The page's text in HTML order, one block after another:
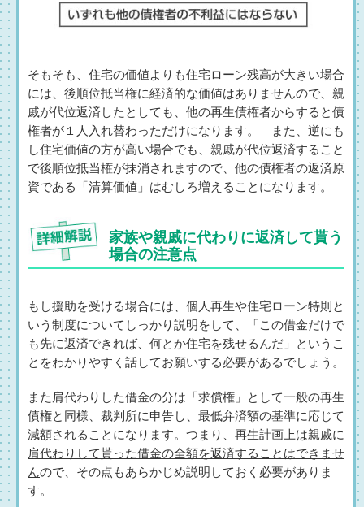
そもそも、住宅の価値よりも住宅ローン残高が大きい場合
には、後順位抵当権に経済的な価値はありませんので、親
戚が代位返済したとしても、他の再生債権者からすると債
権者が１人入れ替わっただけになります。 また、逆にも
し住宅価値の方が高い場合でも、親戚が代位返済すること
で後順位抵当権が抹消されますので、他の債権者の返済原
資である「清算価値」はむしろ増えることになります。
家族や親戚に代わりに返済して貰う
場合の注意点
もし援助を受ける場合には、個人再生や住宅ローン特則と
いう制度についてしっかり説明をして、「この借金だけで
も先に返済できれば、何とか住宅を残せるんだ」というこ
とをわかりやすく話してお願いする必要があるでしょう。
また肩代わりした借金の分は「求償権」として一般の再生
債権と同様、裁判所に申告し、最低弁済額の基準に応じて
減額されることになります。つまり、 再生計画上は親戚に
肩代わりして貰った借金の全額を返済することはできませ
んので、その点もあらかじめ説明しておく必要がありま
す。